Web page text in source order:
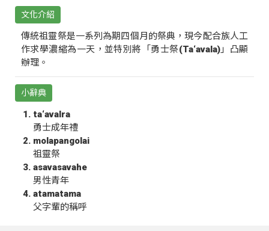
文化介紹
傳統祖靈祭是一系列為期四個月的祭典，現今配合族人工
作求學濃縮為一天，並特別將「勇士祭(Ta‘avala)」凸顯
辦理。
小辭典
ta‘avalra
勇士成年禮
molapangolai
祖靈祭
asavasavahe
男性青年
atamatama
父字輩的稱呼